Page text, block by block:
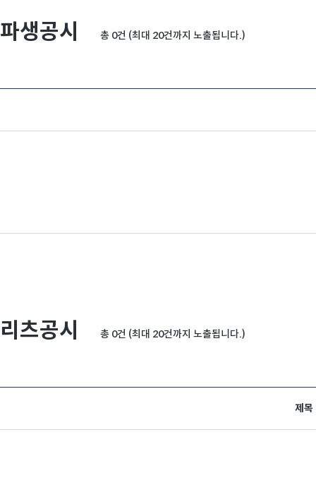
파생공시 총 0건 (최대 20건까지 노출됩니다.)
리츠공시 총 0건 (최대 20건까지 노출됩니다.)
제목